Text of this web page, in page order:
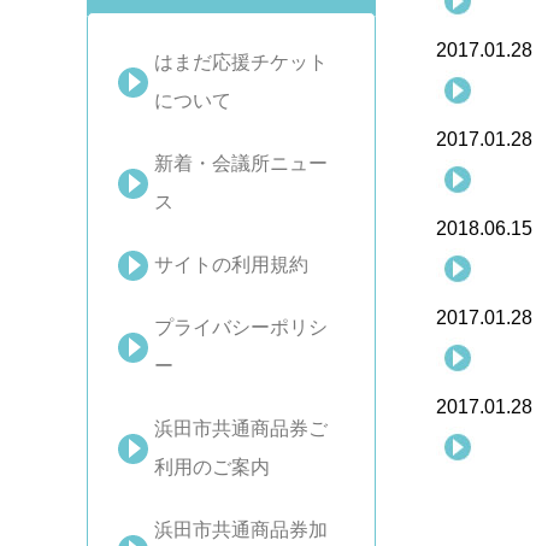
はまだ応援チケット
について
新着・会議所ニュー
ス
サイトの利用規約
プライバシーポリシ
ー
浜田市共通商品券ご
利用のご案内
浜田市共通商品券加
2017.01.28
2017.01.28
2018.06.15
2017.01.28
2017.01.28